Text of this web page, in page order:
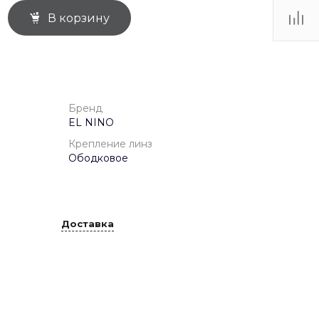
В корзину
Бренд
EL NINO
Крепление линз
Ободковое
Доставка